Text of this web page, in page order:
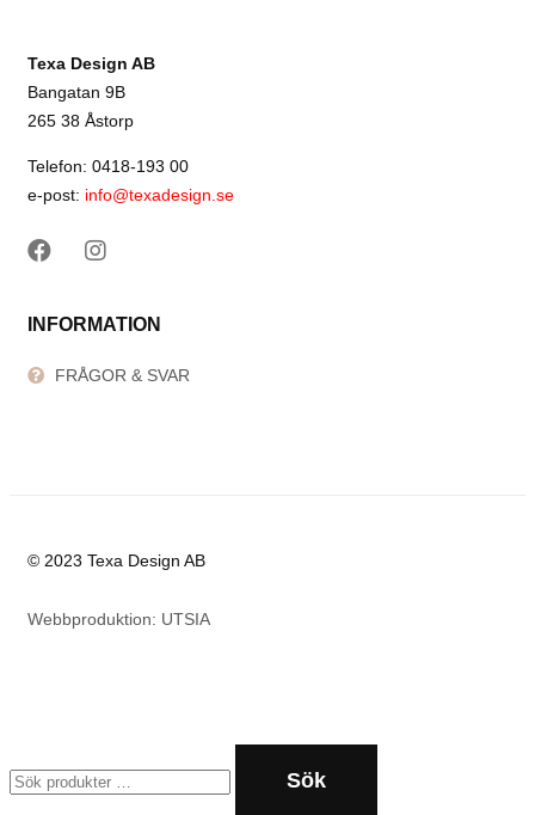
Texa Design AB
Bangatan 9B
265 38 Åstorp
Telefon: 0418-193 00
e-post: info@texadesign.se
INFORMATION
FRÅGOR & SVAR
© 2023 Texa Design AB
Webbproduktion: UTSIA
Sök